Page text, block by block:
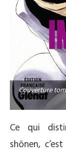
Couverture
Ce qui
shōnen,